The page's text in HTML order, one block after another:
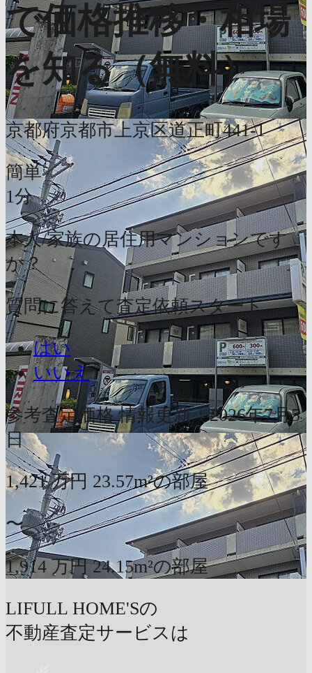
で価格推移・相場
を知る（無料）
京都府京都市上京区道正町441-1
簡単
1分
本人/家族の居住用マンションです
か？
質問に答えて査定依頼スタート
はい
いいえ
参考査定価格 情報更新：2026年7月5
日
1,421 万円 23.57m²の部屋
〜
1,914 万円 24.15m²の部屋
LIFULL HOME'Sの
不動産査定サービスは